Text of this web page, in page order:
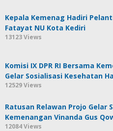
Kepala Kemenag Hadiri
Fatayat NU Kota Kediri
13123 Views
Komisi IX DPR RI Bersama
Gelar Sosialisasi Kesehatan
12529 Views
Ratusan Relawan Projo Gelar
Kemenangan Vinanda Gus
12084 Views